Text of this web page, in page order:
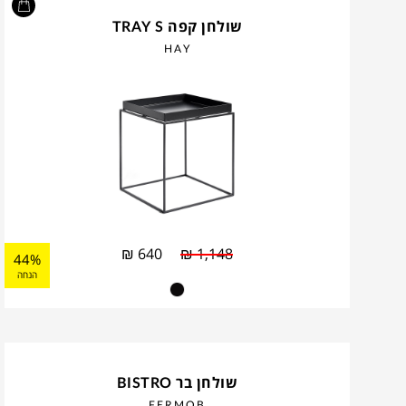
שולחן קפה TRAY S
HAY
₪1,148
₪ 640
44%
הנחה
שולחן בר BISTRO